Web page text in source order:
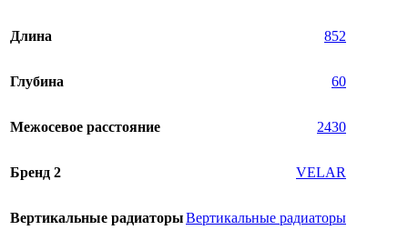
Длина 852
Глубина 60
Межосевое расстояние 2430
Бренд 2 VELAR
Вертикальные радиаторыВертикальные радиаторы